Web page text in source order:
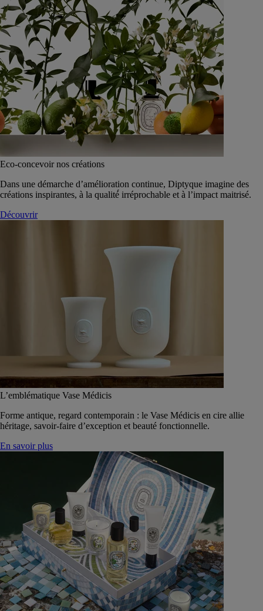
Eco-concevoir nos créations
Dans une démarche d’amélioration continue, Diptyque imagine des
créations inspirantes, à la qualité́ irréprochable et à l’impact maitrisé.
Découvrir
L’emblématique Vase Médicis
Forme antique, regard contemporain : le Vase Médicis en cire allie
héritage, savoir-faire d’exception et beauté fonctionnelle.
En savoir plus